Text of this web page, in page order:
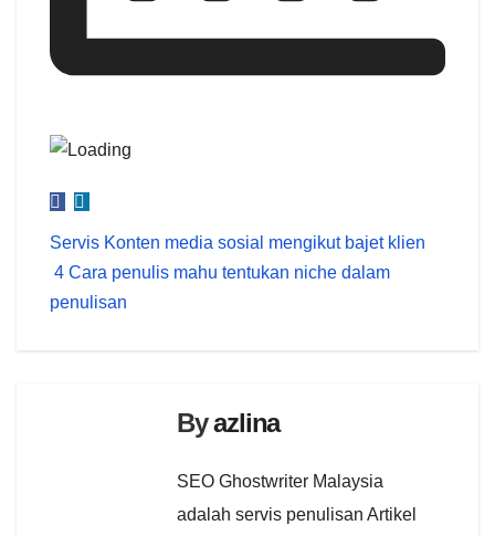
Post
navigation
Servis Konten media sosial mengikut bajet klien
4 Cara penulis mahu tentukan niche dalam
penulisan
Byazlina
SEO Ghostwriter Malaysia
adalah servis penulisan Artikel